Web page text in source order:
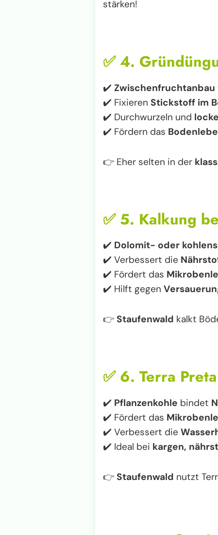
stärken!
✅4.
✔️ Zwischenfruchtanbau
✔️ Fixieren Stickstoff im
✔️ Durchwurzeln und
✔️ Fördern das
👉 Eher selten in der
✅ 5. Kalkung
✔️ Dolomit- oder
✔️ Verbessert die
✔️ Fördert das
✔️ Hilft gegen
👉 Staufenwald kalkt
✅ 6. Terra
✔️ Pflanzenkohle bindet
✔️ Fördert das
✔️ Verbessert die
✔️ Ideal bei kargen,
👉 Staufenwald nutzt